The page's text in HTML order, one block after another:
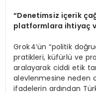
“Denetimsiz içerik
platformlara ihtiyaç
Grok 4’ün “politik
pratikleri, küfürlü ve
aralayarak ciddi etik
alevlenmesine neden
ifadelerin ardından